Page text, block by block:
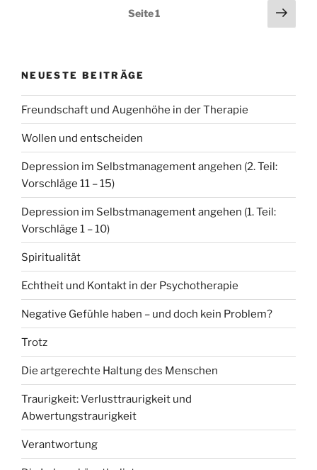
Seitennummerierung
Seite1
NEUESTE BEITRÄGE
Freundschaft und Augenhöhe in der Therapie
Wollen und entscheiden
Depression im Selbstmanagement angehen (2. Teil:
Vorschläge 11 – 15)
Depression im Selbstmanagement angehen (1. Teil:
Vorschläge 1 – 10)
Spiritualität
Echtheit und Kontakt in der Psychotherapie
Negative Gefühle haben – und doch kein Problem?
Trotz
Die artgerechte Haltung des Menschen
Traurigkeit: Verlusttraurigkeit und
Abwertungstraurigkeit
Verantwortung